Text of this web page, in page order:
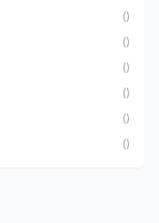
()
()
()
()
()
()